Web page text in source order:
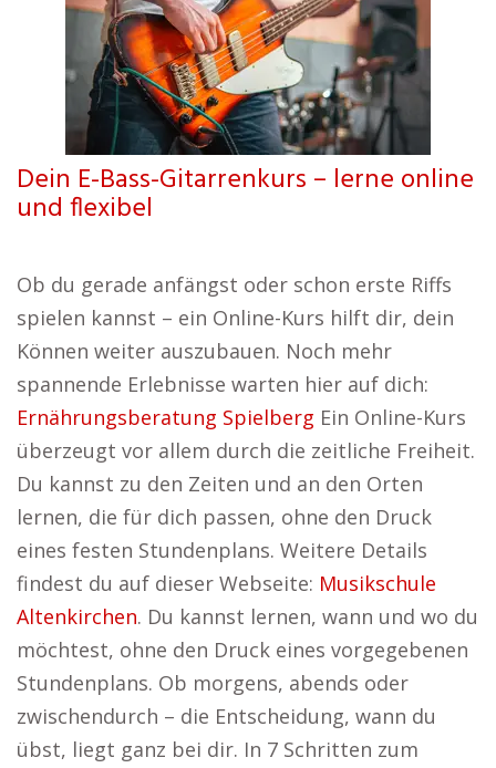
Dein E-Bass-Gitarrenkurs – lerne online
und flexibel
Ob du gerade anfängst oder schon erste Riffs
spielen kannst – ein Online-Kurs hilft dir, dein
Können weiter auszubauen. Noch mehr
spannende Erlebnisse warten hier auf dich:
Ernährungsberatung Spielberg Ein Online-Kurs
überzeugt vor allem durch die zeitliche Freiheit.
Du kannst zu den Zeiten und an den Orten
lernen, die für dich passen, ohne den Druck
eines festen Stundenplans. Weitere Details
findest du auf dieser Webseite: Musikschule
Altenkirchen. Du kannst lernen, wann und wo du
möchtest, ohne den Druck eines vorgegebenen
Stundenplans. Ob morgens, abends oder
zwischendurch – die Entscheidung, wann du
übst, liegt ganz bei dir. In 7 Schritten zum